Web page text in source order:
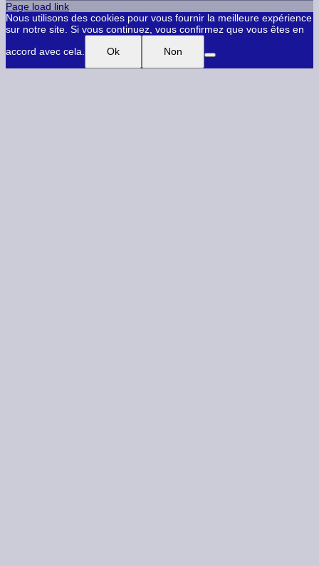
Page load link
Nous utilisons des cookies pour vous fournir la meilleure expérience
sur notre site. Si vous continuez, vous confirmez que vous êtes en
accord avec cela.
Ok Non